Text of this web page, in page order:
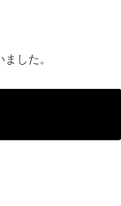
した。